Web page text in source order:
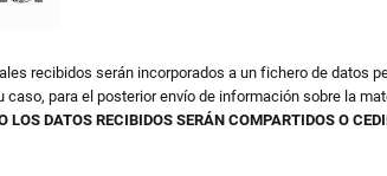
recibidos serán incorporados a un fichero de datos
caso, para el posterior envío de información sobre la
LOS DATOS RECIBIDOS SERÁN COMPARTIDOS O